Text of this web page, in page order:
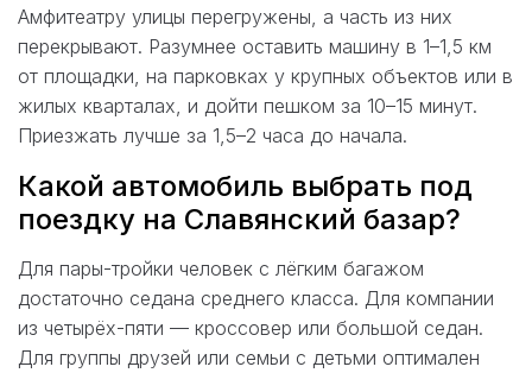
Амфитеатру улицы перегружены, а часть из них
перекрывают. Разумнее оставить машину в 1–1,5 км
от площадки, на парковках у крупных объектов или в
жилых кварталах, и дойти пешком за 10–15 минут.
Приезжать лучше за 1,5–2 часа до начала.
Какой автомобиль выбрать под
поездку на Славянский базар?
Для пары-тройки человек с лёгким багажом
достаточно седана среднего класса. Для компании
из четырёх-пяти — кроссовер или большой седан.
Для группы друзей или семьи с детьми оптимален